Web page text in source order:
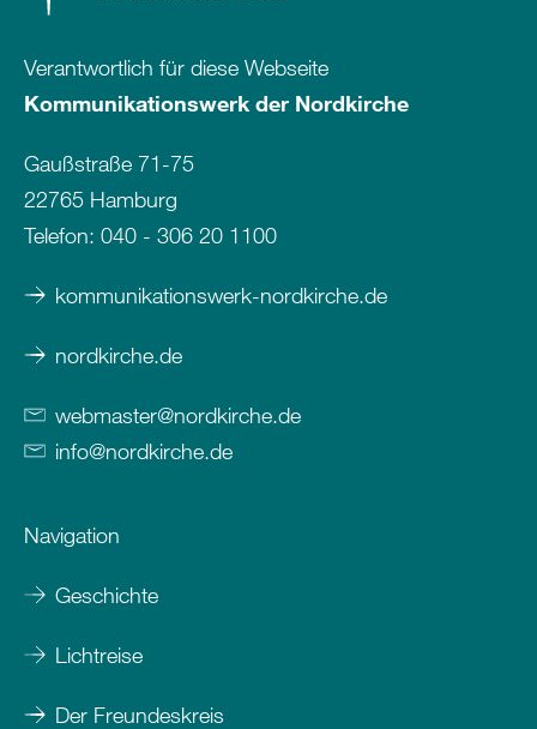
Verantwortlich für diese Webseite
Kommunikationswerk der Nordkirche
Gaußstraße 71-75
22765 Hamburg
Telefon: 040 - 306 20 1100
kommunikationswerk-nordkirche.de
nordkirche.de
webmaster@nordkirche.de
info@nordkirche.de
Navigation
Geschichte
Lichtreise
Der Freundeskreis